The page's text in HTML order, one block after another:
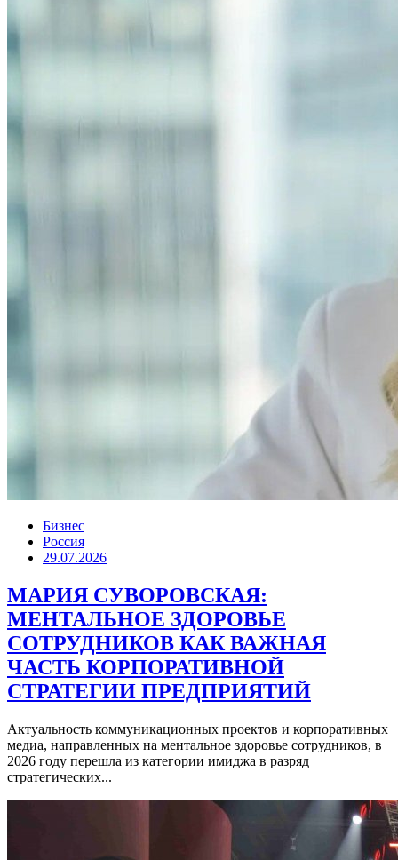
Бизнес
Россия
29.07.2026
МАРИЯ СУВОРОВСКАЯ:
МЕНТАЛЬНОЕ ЗДОРОВЬЕ
СОТРУДНИКОВ КАК ВАЖНАЯ
ЧАСТЬ КОРПОРАТИВНОЙ
СТРАТЕГИИ ПРЕДПРИЯТИЙ
Актуальность коммуникационных проектов и корпоративных
медиа, направленных на ментальное здоровье сотрудников, в
2026 году перешла из категории имиджа в разряд
стратегических...